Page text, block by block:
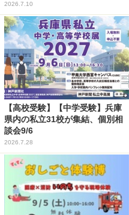
2026.7.10
【高校受験】【中学受験】兵庫
県内の私立31校が集結、個別相
談会9/6
2026.7.28